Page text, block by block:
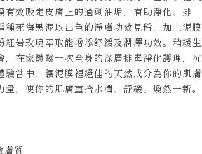
有效吸走皮膚上的過剩油垢，有助淨化、排
種死海黑泥以出色的淨膚功效見稱，加上泥膜
紅岩玫瑰萃取能增添舒緩及潤澤功效。稍緩生
，在家體驗一次全身的深層排毒淨化護理，沉
驗當中，讓泥膜裡絕佳的天然成分為你的肌膚
，使你的肌膚重拾水潤、舒緩、煥然一新。
膚質